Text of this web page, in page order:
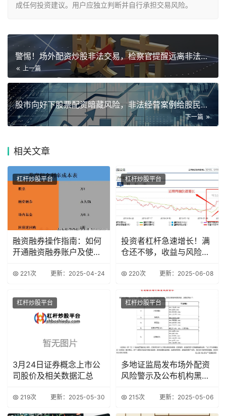
成任何投资建议。用户应独立判断并自行承担交易风险。
警惕！场外配资炒股非法交易，检察官提醒远离非法金融活动
上一篇
股市向好下股票配资暗藏风险，非法经营案例给股民提个醒
下一篇
相关文章
杠杆炒股平台
融资融券操作指南：如何
开通融资融券账户及使用
221次 更新：2025-04-24
杠杆炒股平台
投资者杠杆急速增长！满
仓还不够，收益与风险并
220次 更新：2025-06-08
杠杆炒股平台
3月24日证券概念上市公
司股价及相关数据汇总
219次 更新：2025-05-30
杠杆炒股平台
多地证监局发布场外配资
风险警示及公布机构黑名
215次 更新：2025-05-06